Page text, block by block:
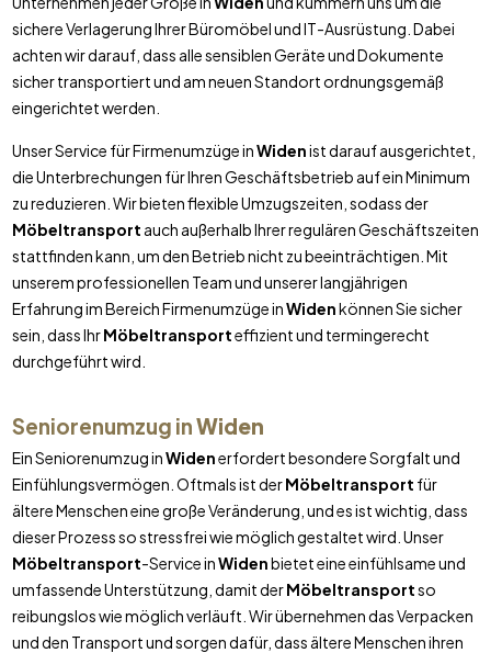
sichere Verlagerung Ihrer Büromöbel und IT-Ausrüstung. Dabei
achten wir darauf, dass alle sensiblen Geräte und Dokumente
sicher transportiert und am neuen Standort ordnungsgemäß
eingerichtet werden.
Unser Service für Firmenumzüge inWidenist darauf ausgerichtet,
die Unterbrechungen für Ihren Geschäftsbetrieb auf ein Minimum
zu reduzieren. Wir bieten flexible Umzugszeiten, sodass der
Möbeltransport auch außerhalb Ihrer regulären Geschäftszeiten
stattfinden kann, um den Betrieb nicht zu beeinträchtigen. Mit
unserem professionellen Team und unserer langjährigen
Erfahrung im Bereich Firmenumzüge inWidenkönnen Sie sicher
sein, dass IhrMöbeltransporteffizient und termingerecht
durchgeführt wird.
Seniorenumzug inWiden
Ein Seniorenumzug inWidenerfordert besondere Sorgfalt und
Einfühlungsvermögen. Oftmals ist derMöbeltransport für
ältere Menschen eine große Veränderung, und es ist wichtig, dass
dieser Prozess so stressfrei wie möglich gestaltet wird. Unser
Möbeltransport-Service inWidenbietet eine einfühlsame und
umfassende Unterstützung, damit derMöbeltransportso
reibungslos wie möglich verläuft. Wir übernehmen das Verpacken
und den Transport und sorgen dafür, dass ältere Menschen ihren